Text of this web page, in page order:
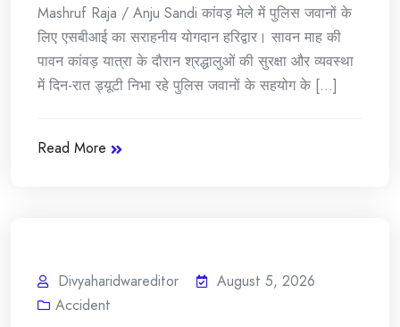
Mashruf Raja / Anju Sandi कांवड़ मेले में पुलिस जवानों के
लिए एसबीआई का सराहनीय योगदान हरिद्वार। सावन माह की
पावन कांवड़ यात्रा के दौरान श्रद्धालुओं की सुरक्षा और व्यवस्था
में दिन-रात ड्यूटी निभा रहे पुलिस जवानों के सहयोग के [...]
Read More
Divyaharidwareditor
August 5, 2026
Accident